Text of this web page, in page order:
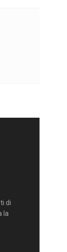
di
la